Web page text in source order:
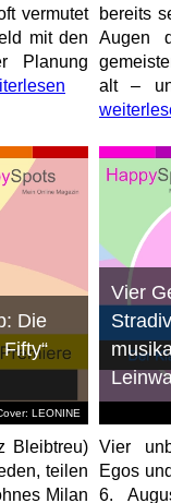
vermutet
mit den
Planung
bereits
Augen
alt –
LEONINE
Die
Bleibtreu)
teilen
Milan
Vier
Vier
Egos
6.